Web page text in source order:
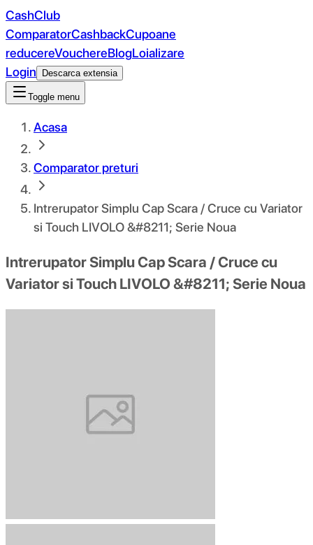
CashClub
ComparatorCashbackCupoane
reducereVouchereBlogLoializare
Login
Descarca extensia
Toggle menu
Acasa
Comparator preturi
Intrerupator Simplu Cap Scara / Cruce cu Variator
si Touch LIVOLO &#8211; Serie Noua
Intrerupator Simplu Cap Scara / Cruce cu
Variator si Touch LIVOLO &#8211; Serie Noua